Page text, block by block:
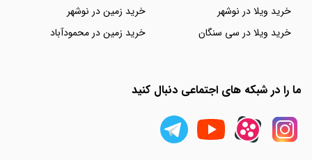
خرید ویلا در نوشهر
خرید ویلا در سی سنگان
خرید زمین در نوشهر
خرید زمین در محمودآباد
ما را در شبکه های اجتماعی دنبال کنید